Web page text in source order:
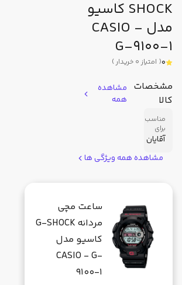
SHOCK کاسیو
مدل CASIO -
G-9100-1
0
( امتیاز 0 خریدار)
مشخصات
کالا
مشاهده
همه
مناسب
برای
آقایان
مشاهده همه ویژگی ها
ساعت مچی
مردانه G-SHOCK
کاسیو مدل
CASIO - G-
9100-1